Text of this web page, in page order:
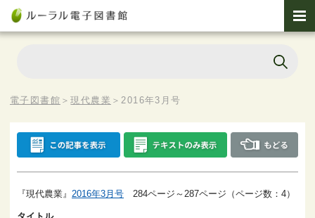
電子図書館 ＞現代農業 ＞2016年3月号
『現代農業』 2016年3月号 284ページ～287ページ（ページ数：4）